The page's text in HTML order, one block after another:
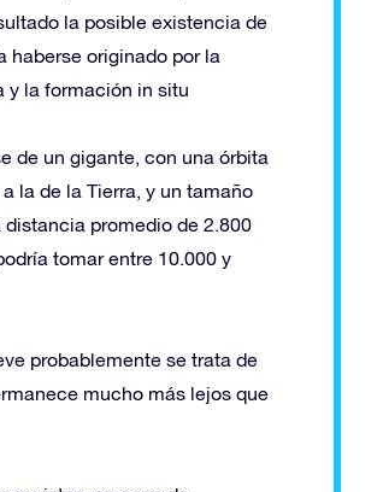
la posible existencia de
haberse originado por la
y la formación in situ
de un gigante, con una órbita
la de la Tierra, y un tamaño
promedio de 2.800
tomar entre 10.000 y
probablemente se trata de
mucho más lejos que